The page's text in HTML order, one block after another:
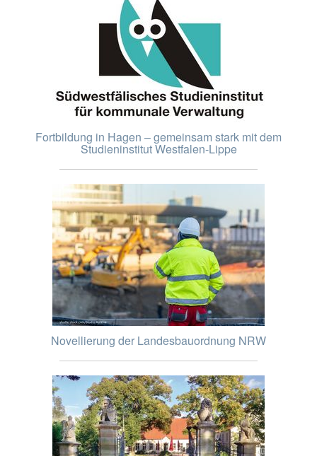
Fortbildung in Hagen – gemeinsam stark mit dem
Studieninstitut Westfalen-Lippe
Novellierung der Landesbauordnung NRW